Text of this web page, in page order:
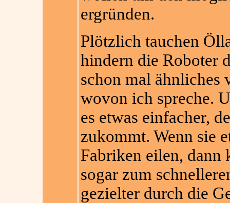
ergründen.
Plötzlich tauchen
hindern die Roboter
schon mal ähnliches
wovon ich spreche.
es etwas einfacher,
zukommt. Wenn sie
Fabriken eilen, dann
sogar zum
gezielter durch die